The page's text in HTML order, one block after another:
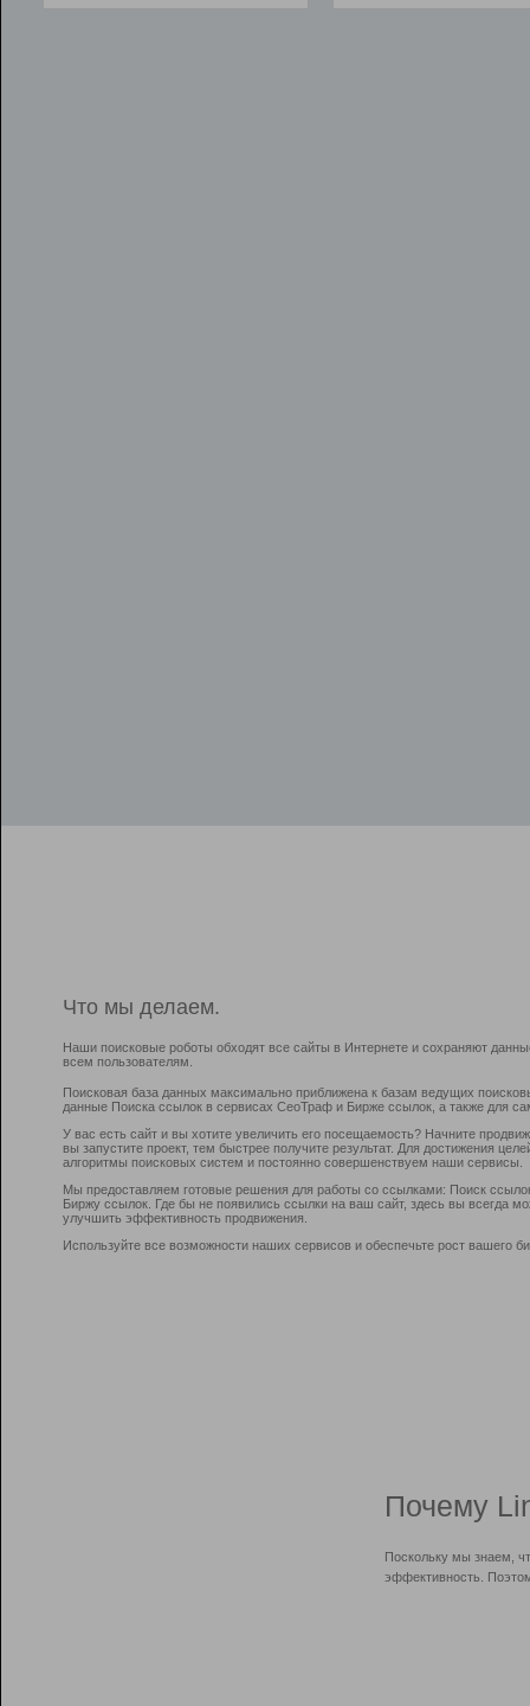
Что мы делаем.
Наши поисковые роботы обходят все сайты в Интернете и сохраняют
всем пользователям.
Поисковая база данных максимально приближена к базам ведущих
данные Поиска ссылок в сервисах СеоТраф и Бирже ссылок, а также для
У вас есть сайт и вы хотите увеличить его посещаемость? Начните
вы запустите проект, тем быстрее получите результат. Для достижения
алгоритмы поисковых систем и постоянно совершенствуем наши сервисы.
Мы предоставляем готовые решения для работы со ссылками: Поиск
Биржу ссылок. Где бы не появились ссылки на ваш сайт, здесь вы всегда
улучшить эффективность продвижения.
Используйте все возможности наших сервисов и обеспечьте рост вашего
Почему
Поскольку мы знаем,
эффективность.